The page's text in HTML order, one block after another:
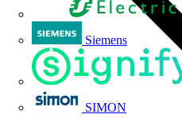
Siemens
SIMON